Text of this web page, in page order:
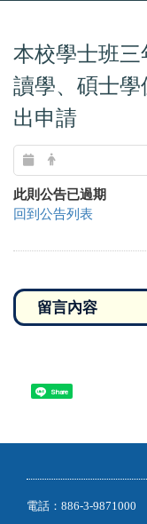
本校學士班
讀學、碩士
出申請
此則公告已過期
回到公告列表
Share
電話：886-3-9871000